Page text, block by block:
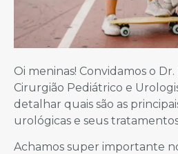
Oi meninas! Convidamos o
Cirurgião Pediátrico e
detalhar quais são as
urológicas e seus
Achamos super importante